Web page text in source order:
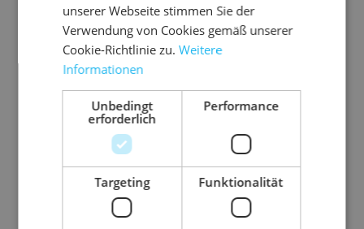
08.P
unserer Webseite stimmen Sie der
Verwendung von Cookies gemäß unserer
Cookie-Richtlinie zu.Weitere
Informationen
Unbedingt
erforderlich
Performance
Targeting Funktionalität